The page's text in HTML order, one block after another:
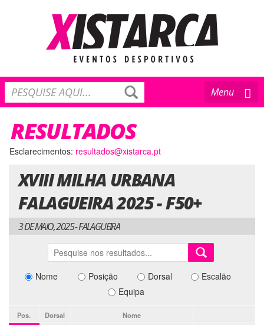
Toggle
navigation
Menu
RESULTADOS
Esclarecimentos: resultados@xistarca.pt
XVIII MILHA URBANA
FALAGUEIRA 2025 - F50+
3 DE MAIO, 2025 - FALAGUEIRA
Nome Posição Dorsal
Escalão
Equipa
Pos. Dorsal Nome